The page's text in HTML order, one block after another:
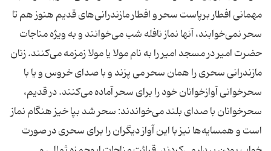
مهمانی افطار برپاست سحر و افطار مازندرانی‌های قدیم هنوز هم تا
سحر نمی‌خوابند، آنها نماز نافله شب می‌خوانند و به ویژه مناجات
حضرت امیر در مسجد امیر را به نام مولا یا مولا زمزمه می‌كنند. زنان
مازندرانی سحری را همان سحر می پزند و با صدای خروس و یا با
سحر‌خوانی آواز‌خوانان خود را برای سحر آماده می‌‌كنند. در قدیم،
سحر‌خوانان با صدای بلند می‌خواندند: سحر شد بپا خیز هنگام نماز
است و همسایه‌ها نیز با این آواز دیگران را برای سحری در صورت